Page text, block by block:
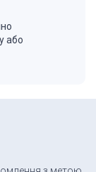
або